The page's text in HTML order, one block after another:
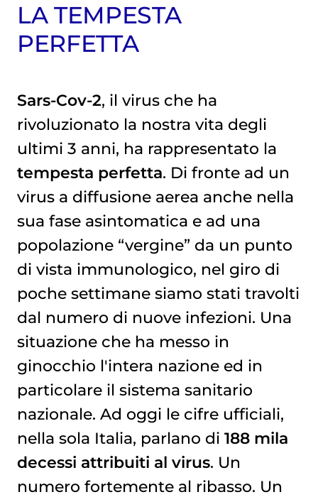
LA TEMPESTA
PERFETTA
Sars-Cov-2, il virus che ha
rivoluzionato la nostra vita degli
ultimi 3 anni, ha rappresentato la
tempesta perfetta. Di fronte ad un
virus a diffusione aerea anche nella
sua fase asintomatica e ad una
popolazione “vergine” da un punto
di vista immunologico, nel giro di
poche settimane siamo stati travolti
dal numero di nuove infezioni. Una
situazione che ha messo in
ginocchio l'intera nazione ed in
particolare il sistema sanitario
nazionale. Ad oggi le cifre ufficiali,
nella sola Italia, parlano di 188 mila
decessi attribuiti al virus. Un
numero fortemente al ribasso. Un